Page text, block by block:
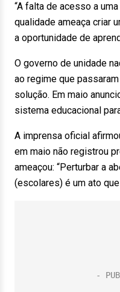
“A falta de acesso a
qualidade ameaça criar
a oportunidade de
O governo de unidade
ao regime que
solução. Em maio
sistema educacional
A imprensa oficial
em maio não registrou
ameaçou: “Perturbar a
(escolares) é um ato